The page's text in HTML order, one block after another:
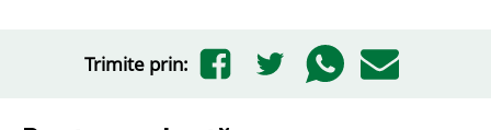
Trimite prin: